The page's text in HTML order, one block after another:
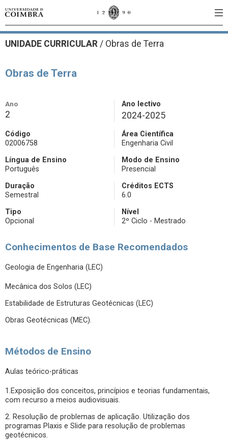
UNIDADE CURRICULAR / Obras de Terra
Obras de Terra
Ano
2
Ano lectivo
2024-2025
Código
02006758
Área Científica
Engenharia Civil
Língua de Ensino
Português
Modo de Ensino
Presencial
Duração
Semestral
Créditos ECTS
6.0
Tipo
Opcional
Nível
2º Ciclo - Mestrado
Conhecimentos de Base Recomendados
Geologia de Engenharia (LEC)
Mecânica dos Solos (LEC)
Estabilidade de Estruturas Geotécnicas (LEC)
Obras Geotécnicas (MEC).
Métodos de Ensino
Aulas teórico-práticas
1.Exposição dos conceitos, princípios e teorias fundamentais,
com recurso a meios audiovisuais.
2. Resolução de problemas de aplicação. Utilização dos
programas Plaxis e Slide para resolução de problemas
geotécnicos.